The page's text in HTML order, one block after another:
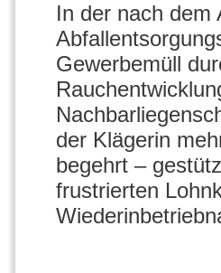
In der nach dem
Gewerbemüll
der Klägerin
begehrt –
frustrierten